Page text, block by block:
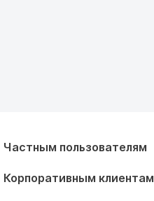
Частным пользователям
Корпоративным клиентам